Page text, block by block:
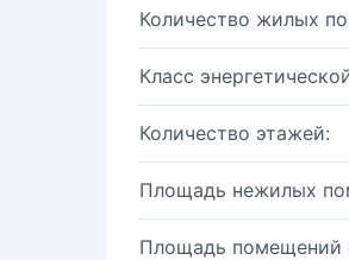
Количество жилых
Класс
Количество этажей:
Площадь нежилых
Площадь помещений